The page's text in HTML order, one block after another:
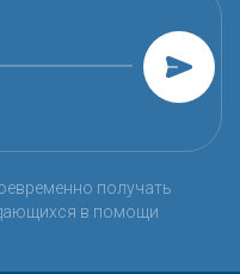
получать
в помощи